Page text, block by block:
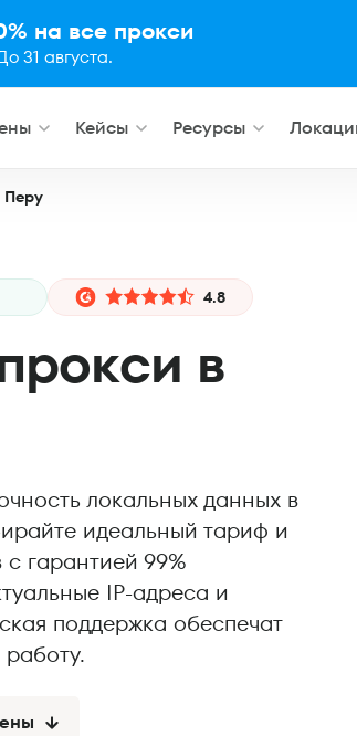
на все прокси
31 августа.
Кейсы Ресурсы
Перу
4.8
в
локальных данных в
идеальный тариф и
гарантией 99%
IP-адреса и
поддержка обеспечат